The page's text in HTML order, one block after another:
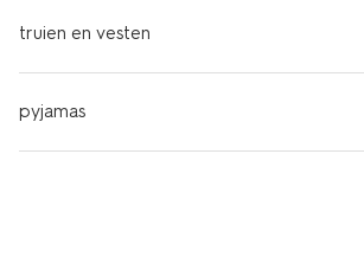
truien en vesten
pyjamas